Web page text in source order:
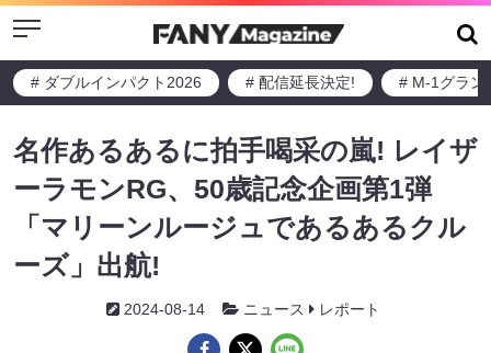
Menu
# ダブルインパクト2026 # 配信延長決定! # M-1グラン
名作あるあるに拍手喝采の嵐! レイザ
ーラモンRG、50歳記念企画第1弾
「マリーンルージュであるあるクル
ーズ」出航!
2024-08-14 ニュース レポート